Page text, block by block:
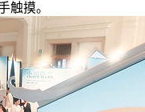
触摸。